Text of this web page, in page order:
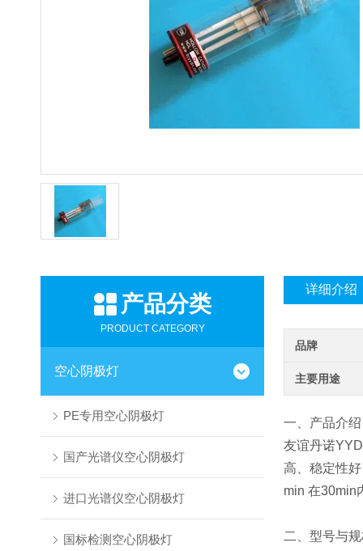
产品分类
PRODUCT CATEGORY
空心阴极灯
PE专用空心阴极灯
国产光谱仪空心阴极灯
进口光谱仪空心阴极灯
国标检测空心阴极灯
详细介绍
品牌
主要用途
一、产品介
友谊丹诺
高、稳定性
min 在30min
二、型号与